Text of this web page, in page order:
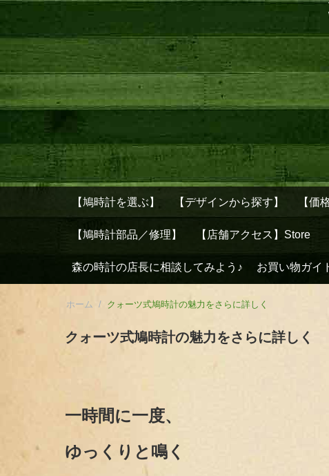
【鳩時計を選ぶ】 【デザインから探す】 【価
【鳩時計部品／修理】 【店舗アクセス】Store
森の時計の店長に相談してみよう♪ お買い物ガイ
ホーム / クォーツ式鳩時計の魅力をさらに詳しく
クォーツ式鳩時計の魅力をさらに詳しく
一時間に一度、
ゆっくりと鳴く